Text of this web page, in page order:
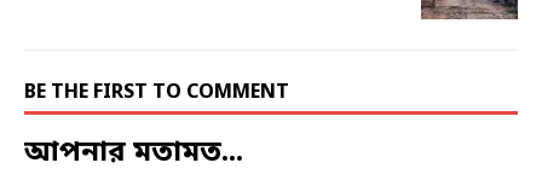
BE THE FIRST TO COMMENT
আপনার মতামত...